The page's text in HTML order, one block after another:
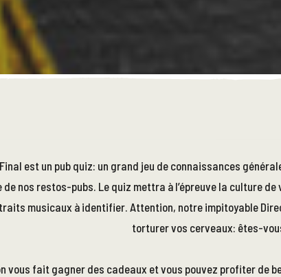
Final est un pub quiz: un grand jeu de connaissances
de nos restos-pubs. Le quiz mettra à l’épreuve la culture
musicaux à identifier. Attention, notre impitoyable
torturer vos cerveaux: êtes-
vous fait gagner des cadeaux et vous pouvez profiter de